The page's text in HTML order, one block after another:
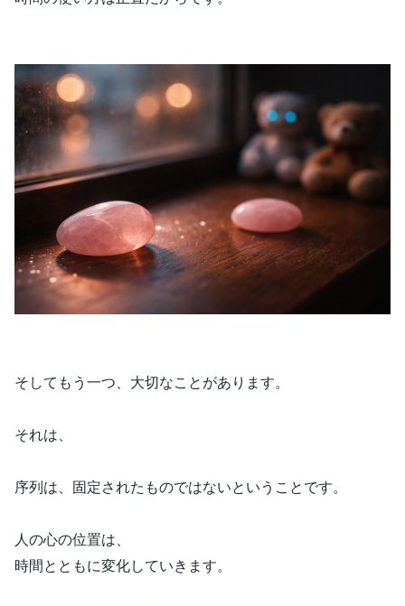
そしてもう一つ、大切なことがあります。
それは、
序列は、固定されたものではないということです。
人の心の位置は、
時間とともに変化していきます。